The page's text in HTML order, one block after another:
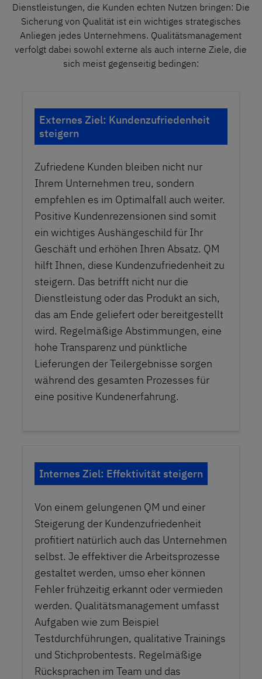
Dienstleistungen, die Kunden echten Nutzen bringen: Die
Sicherung von Qualität ist ein wichtiges strategisches
Anliegen jedes Unternehmens. Qualitätsmanagement
verfolgt dabei sowohl externe als auch interne Ziele, die
sich meist gegenseitig bedingen:
Externes Ziel: Kundenzufriedenheit
steigern
Zufriedene Kunden bleiben nicht nur
Ihrem Unternehmen treu, sondern
empfehlen es im Optimalfall auch weiter.
Positive Kundenrezensionen sind somit
ein wichtiges Aushängeschild für Ihr
Geschäft und erhöhen Ihren Absatz. QM
hilft Ihnen, diese Kundenzufriedenheit zu
steigern. Das betrifft nicht nur die
Dienstleistung oder das Produkt an sich,
das am Ende geliefert oder bereitgestellt
wird. Regelmäßige Abstimmungen, eine
hohe Transparenz und pünktliche
Lieferungen der Teilergebnisse sorgen
während des gesamten Prozesses für
eine positive Kundenerfahrung.
Internes Ziel: Effektivität steigern
Von einem gelungenen QM und einer
Steigerung der Kundenzufriedenheit
profitiert natürlich auch das Unternehmen
selbst. Je effektiver die Arbeitsprozesse
gestaltet werden, umso eher können
Fehler frühzeitig erkannt oder vermieden
werden. Qualitätsmanagement umfasst
Aufgaben wie zum Beispiel
Testdurchführungen, qualitative Trainings
und Stichprobentests. Regelmäßige
Rücksprachen im Team und das